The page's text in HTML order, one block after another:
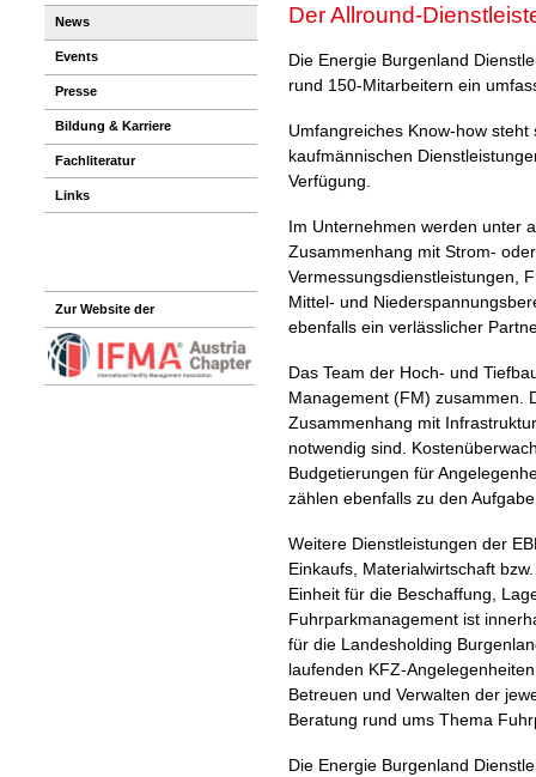
News
Events
Presse
Bildung & Karriere
Fachliteratur
Links
Zur Website der
Der Allround-
Die Energie Burgenland
rund 150-Mitarbeitern ein
Umfangreiches Know-how
kaufmännischen
Verfügung.
Im Unternehmen werden unter
Zusammenhang mit Strom-
Vermessungsdienstleistungen,
Mittel- und
ebenfalls ein verlässlicher
Das Team der Hoch- und
Management (FM) zusammen.
Zusammenhang mit
notwendig sind.
Budgetierungen für
zählen ebenfalls zu den
Weitere Dienstleistungen der
Einkaufs, Materialwirtschaft
Einheit für die Beschaffung,
Fuhrparkmanagement ist
für die Landesholding
laufenden KFZ-
Betreuen und Verwalten der
Beratung rund ums Thema
Die Energie Burgenland